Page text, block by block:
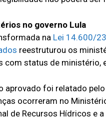
no governo Lula
na Lei 14.600/23
reestruturou os
com status de ministério,
aprovado foi relatado
ocorreram no
de Recursos Hídricos e